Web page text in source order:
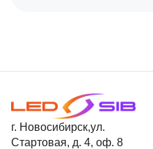
г. Новосибирск,ул.
Стартовая, д. 4, оф. 8